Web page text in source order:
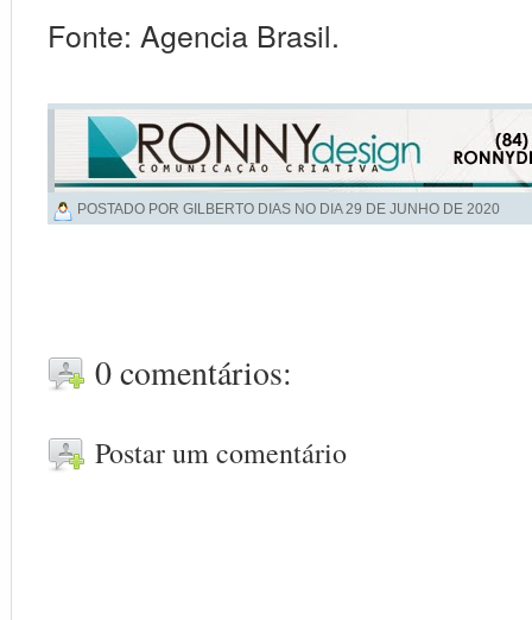
Fonte: Agencia Brasil.
POSTADO POR GILBERTO DIAS NO DIA 29 DE JUNHO DE 2020
0 comentários:
Postar um comentário